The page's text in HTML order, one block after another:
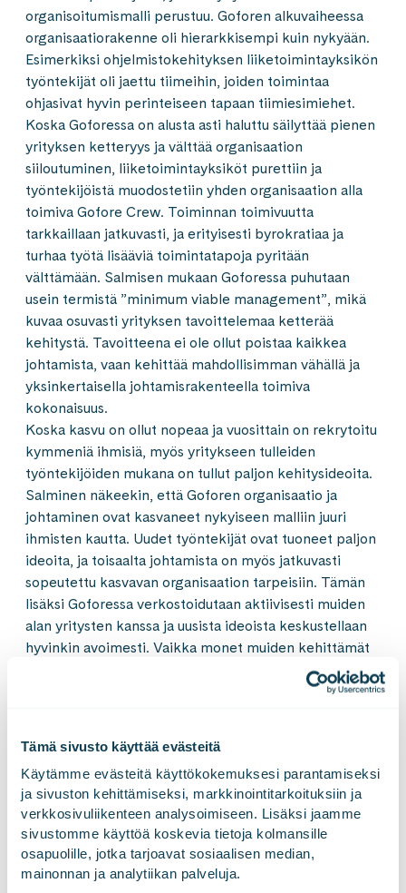
Tämä sivusto käyttää evästeitä
Käytämme evästeitä käyttökokemuksesi parantamiseksi
ja sivuston kehittämiseksi, markkinointitarkoituksiin ja
verkkosivuliikenteen analysoimiseen. Lisäksi jaamme
sivustomme käyttöä koskevia tietoja kolmansille
osapuolille, jotka tarjoavat sosiaalisen median,
mainonnan ja analytiikan palveluja.
organisoitumismalli perustuu. Goforen alkuvaiheessa
organisaatiorakenne oli hierarkkisempi kuin nykyään.
Esimerkiksi ohjelmistokehityksen liiketoimintayksikön
työntekijät oli jaettu tiimeihin, joiden toimintaa
ohjasivat hyvin perinteiseen tapaan tiimiesimiehet.
Koska Goforessa on alusta asti haluttu säilyttää pienen
yrityksen ketteryys ja välttää organisaation
siiloutuminen, liiketoimintayksiköt purettiin ja
työntekijöistä muodostetiin yhden organisaation alla
toimiva Gofore Crew. Toiminnan toimivuutta
tarkkaillaan jatkuvasti, ja erityisesti byrokratiaa ja
turhaa työtä lisääviä toimintatapoja pyritään
välttämään. Salmisen mukaan Goforessa puhutaan
usein termistä ”minimum viable management”, mikä
kuvaa osuvasti yrityksen tavoittelemaa ketterää
kehitystä. Tavoitteena ei ole ollut poistaa kaikkea
johtamista, vaan kehittää mahdollisimman vähällä ja
yksinkertaisella johtamisrakenteella toimiva
kokonaisuus.
Koska kasvu on ollut nopeaa ja vuosittain on rekrytoitu
kymmeniä ihmisiä, myös yritykseen tulleiden
työntekijöiden mukana on tullut paljon kehitysideoita.
Salminen näkeekin, että Goforen organisaatio ja
johtaminen ovat kasvaneet nykyiseen malliin juuri
ihmisten kautta. Uudet työntekijät ovat tuoneet paljon
ideoita, ja toisaalta johtamista on myös jatkuvasti
sopeutettu kasvavan organisaation tarpeisiin. Tämän
lisäksi Goforessa verkostoidutaan aktiivisesti muiden
alan yritysten kanssa ja uusista ideoista keskustellaan
hyvinkin avoimesti. Vaikka monet muiden kehittämät
johtamismallit eivät ole suoraan kopioitavissa,
Salminen kokee ajatusten vaihtamisen hyödylliseksi
olevat ideat on joka tapauksessa sopeutettava omaan
liiketoimintaan, arvoihin, ja kulttuuriin.
Nopea kasvu on tuonut mukanaan
myös haasteita